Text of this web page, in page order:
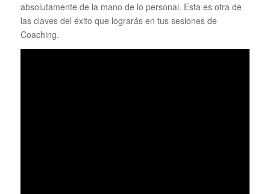
absolutamente de la mano de lo personal. Esta es otra de
las claves del éxito que lograrás en tus sesiones de
Coaching.